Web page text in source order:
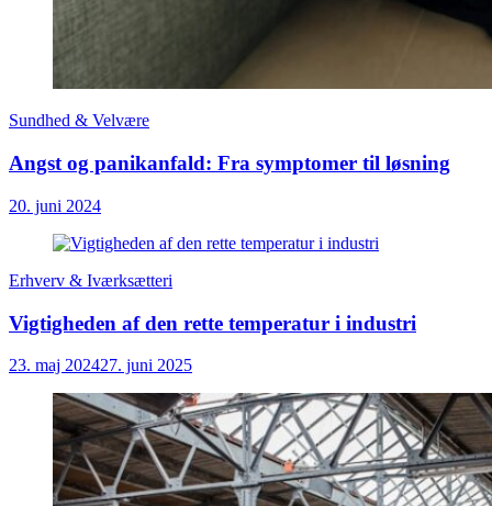
Sundhed & Velvære
Angst og panikanfald: Fra symptomer til løsning
20. juni 2024
Erhverv & Iværksætteri
Vigtigheden af den rette temperatur i industri
23. maj 202427. juni 2025